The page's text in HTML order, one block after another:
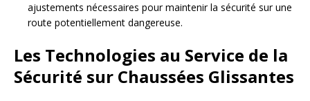
ajustements nécessaires pour maintenir la sécurité sur une
route potentiellement dangereuse.
Les Technologies au Service de la
Sécurité sur Chaussées Glissantes